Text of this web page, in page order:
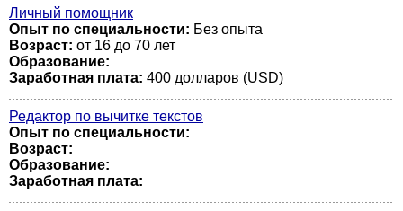
Личный помощник
Опыт по специальности: Без опыта
Возраст: от 16 до 70 лет
Образование:
Заработная плата: 400 долларов (USD)
Редактор по вычитке текстов
Опыт по специальности:
Возраст:
Образование:
Заработная плата: